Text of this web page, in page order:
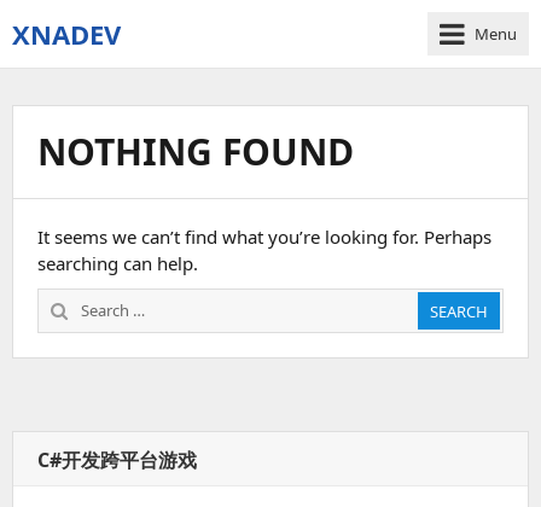
XNADEV Menu
NOTHING FOUND
It seems we can’t find what you’re looking for. Perhaps
searching can help.
Search
for:
SEARCH
C#开发跨平台游戏